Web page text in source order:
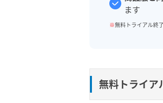
ます
※無料トライアル終
無料トライア